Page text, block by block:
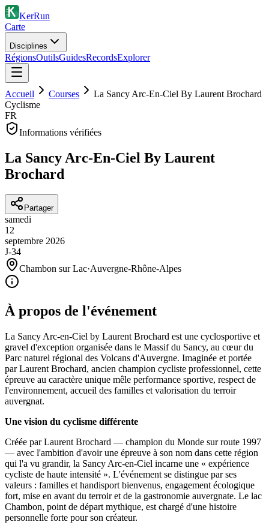
KerRun
Carte
Disciplines
RégionsOutilsGuidesRecordsExplorer
Accueil Courses
La Sancy Arc-En-Ciel By Laurent Brochard
Cyclisme
FR
Informations vérifiées
La Sancy Arc-En-Ciel By Laurent
Brochard
Partager
samedi
12
septembre 2026
J-34
Chambon sur Lac·Auvergne-Rhône-Alpes
À propos de l'événement
La Sancy Arc-en-Ciel by Laurent Brochard est une cyclosportive et
gravel d'exception organisée dans le Massif du Sancy, au cœur du
Parc naturel régional des Volcans d'Auvergne. Imaginée et portée
par Laurent Brochard, ancien champion cycliste professionnel, cette
épreuve au caractère unique mêle performance sportive, respect de
l'environnement, accueil des familles et valorisation du terroir
auvergnat.
Une vision du cyclisme différente
Créée par Laurent Brochard — champion du Monde sur route 1997
— avec l'ambition d'avoir une épreuve à son nom dans cette région
qui l'a vu grandir, la Sancy Arc-en-Ciel incarne une « expérience
cycliste de haute intensité ». L'événement se distingue par ses
valeurs : familles et handisport bienvenus, engagement écologique
fort, mise en avant du terroir et de la gastronomie auvergnate. Le lac
Chambon, point de départ mythique, est chargé d'une histoire
personnelle forte pour son créateur.